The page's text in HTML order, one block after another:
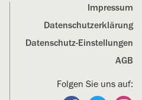
Impressum
Datenschutz­erklärung
Datenschutz-Einstellungen
AGB
Folgen Sie uns auf: